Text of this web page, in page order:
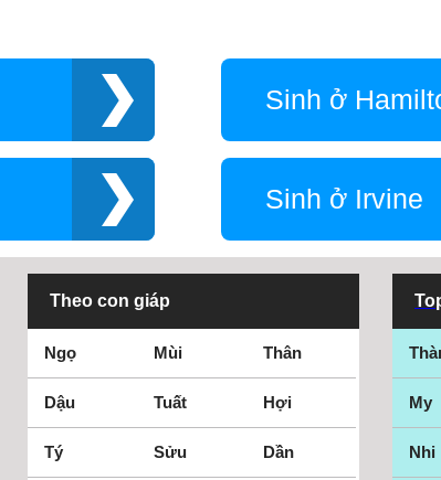
Sinh ở
Sinh ở Irvine
Theo con giáp
Ngọ Mùi Thân
Dậu Tuất Hợi
Tý Sửu Dần
My
Nhi